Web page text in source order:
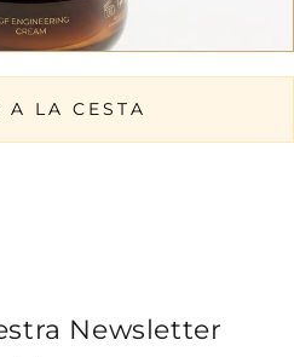
A LA CESTA
Newsletter